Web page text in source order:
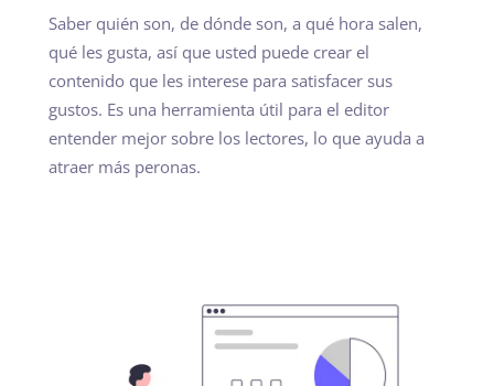
Saber quién son, de dónde son, a qué hora salen,
qué les gusta, así que usted puede crear el
contenido que les interese para satisfacer sus
gustos. Es una herramienta útil para el editor
entender mejor sobre los lectores, lo que ayuda a
atraer más peronas.